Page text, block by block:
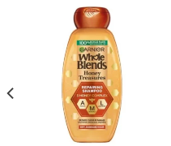
application
quotidienne,
3
d’utilisation.